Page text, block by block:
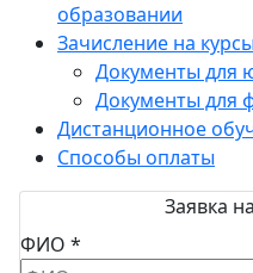
образовании
Зачисление на курсы
Документы для
Документы для
Дистанционное
Способы оплаты
Заявка
ФИО *